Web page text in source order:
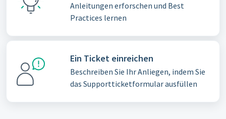
Anleitungen erforschen und Best
Practices lernen
Ein Ticket einreichen
Beschreiben Sie Ihr Anliegen, indem Sie
das Supportticketformular ausfüllen